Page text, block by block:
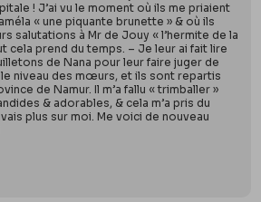
! J’ai vu le moment où ils me priaient
« une piquante brunette » & où ils
salutations à Mr de Jouy « l’hermite de la
cela prend du temps. – Je leur ai fait lire
de Nana pour leur faire juger de
le niveau des mœurs, et ils sont repartis
de Namur. Il m’a fallu « trimballer »
& adorables, & cela m’a pris du
plus sur moi. Me voici de nouveau